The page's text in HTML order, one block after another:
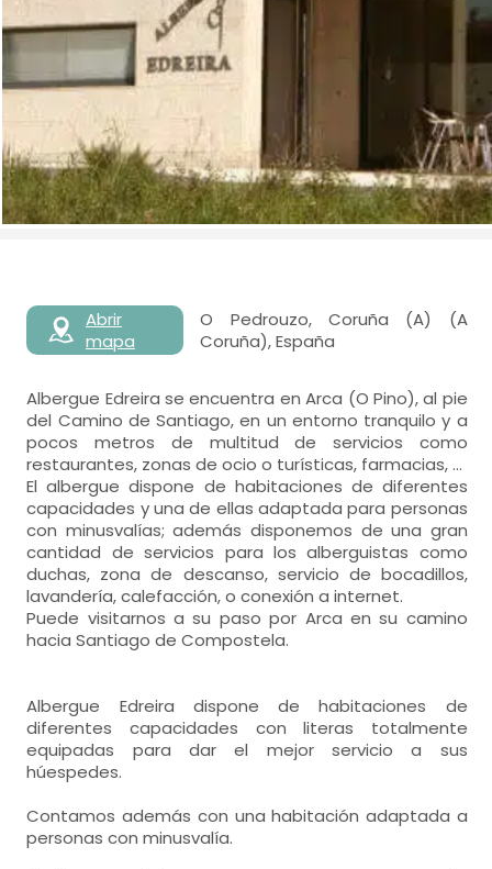
Abrir
mapa
O Pedrouzo, Coruña (A) (A
Coruña), España
Albergue Edreira se encuentra en Arca (O Pino), al pie
del Camino de Santiago, en un entorno tranquilo y a
pocos metros de multitud de servicios como
restaurantes, zonas de ocio o turísticas, farmacias, ...
El albergue dispone de habitaciones de diferentes
capacidades y una de ellas adaptada para personas
con minusvalías; además disponemos de una gran
cantidad de servicios para los alberguistas como
duchas, zona de descanso, servicio de bocadillos,
lavandería, calefacción, o conexión a internet.
Puede visitarnos a su paso por Arca en su camino
hacia Santiago de Compostela.
Albergue Edreira dispone de habitaciones de
diferentes capacidades con literas totalmente
equipadas para dar el mejor servicio a sus
húespedes.
Contamos además con una habitación adaptada a
personas con minusvalía.